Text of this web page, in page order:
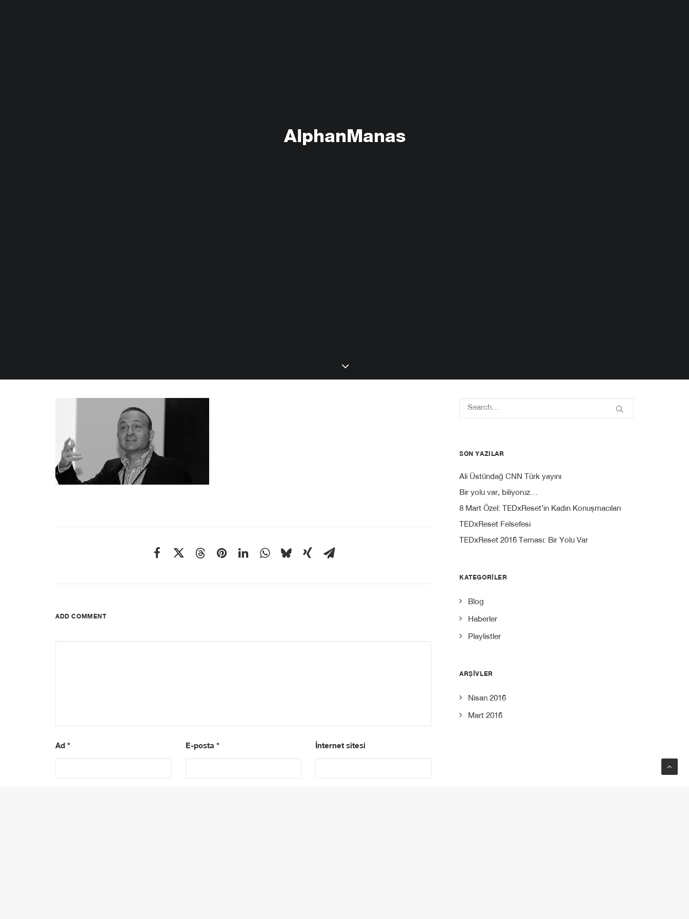
AlphanManas
ADD COMMENT
Ad * E-posta * İnternet sitesi
SON YAZILAR
Ali Üstündağ CNN Türk yayını
Bir yolu var, biliyoruz…
8 Mart Özel: TEDxReset’in Kadın Konuşmacıları
TEDxReset Felsefesi
TEDxReset 2016 Teması: Bir Yolu Var
KATEGORILER
Blog
Haberler
Playlistler
ARŞIVLER
Nisan 2016
Mart 2016